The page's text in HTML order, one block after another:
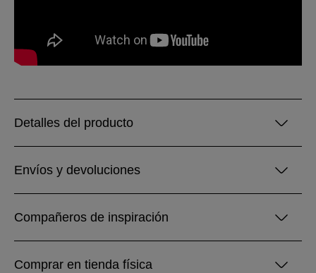
Detalles del producto
Envíos y devoluciones
Compañeros de inspiración
Comprar en tienda física